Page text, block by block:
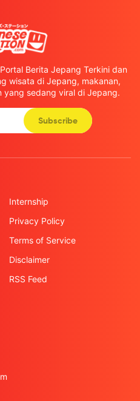
Berita Jepang Terkini dan
wisata di Jepang, makanan,
sedang viral di Jepang.
Subscribe
Internship
Privacy Policy
Terms of Service
Disclaimer
RSS Feed